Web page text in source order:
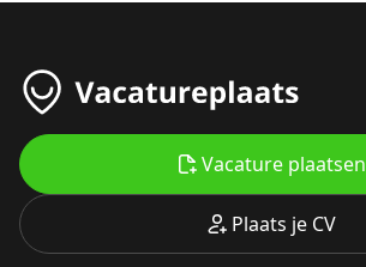
Plaats je CV
Vacature plaatsen